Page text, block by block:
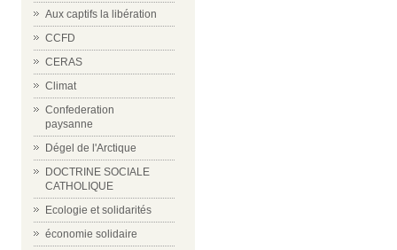
Aux captifs la libération
CCFD
CERAS
Climat
Confederation
paysanne
Dégel de l'Arctique
DOCTRINE SOCIALE
CATHOLIQUE
Ecologie et solidarités
économie solidaire